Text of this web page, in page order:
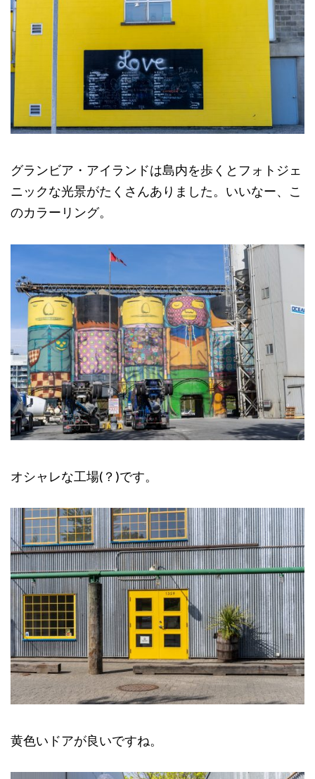
グランビア・アイランドは島内を歩くとフォトジェ
ニックな光景がたくさんありました。いいなー、こ
のカラーリング。
オシャレな工場(？)です。
黄色いドアが良いですね。